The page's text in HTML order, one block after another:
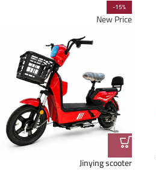
-15%
New Price
Jinying scooter